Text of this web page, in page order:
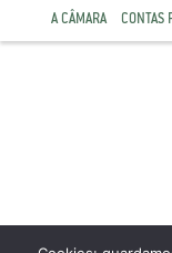
A CÂMARA CONTAS